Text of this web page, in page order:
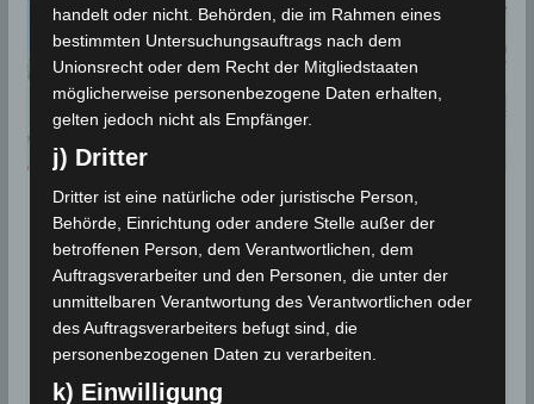
14 Juni 2021: Erdbeben in den
Gouvernoraten Kasserine
[M3.22] und Nabeul [M3.0]
handelt oder nicht. Behörden, die im Rahmen eines
bestimmten Untersuchungsauftrags nach dem
Unionsrecht oder dem Recht der Mitgliedstaaten
möglicherweise personenbezogene Daten erhalten,
gelten jedoch nicht als Empfänger.
j) Dritter
Dritter ist eine natürliche oder juristische Person,
Behörde, Einrichtung oder andere Stelle außer der
betroffenen Person, dem Verantwortlichen, dem
Auftragsverarbeiter und den Personen, die unter der
unmittelbaren Verantwortung des Verantwortlichen oder
des Auftragsverarbeiters befugt sind, die
personenbezogenen Daten zu verarbeiten.
k) Einwilligung